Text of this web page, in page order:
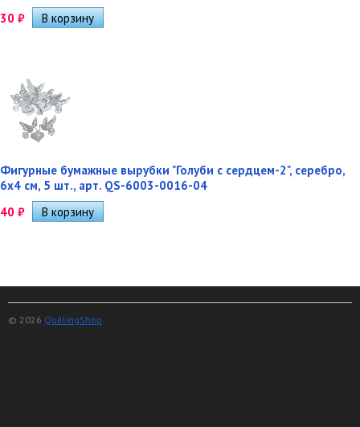
30 ₽
Фигурные бумажные вырубки "Голуби с сердцем-2", серебро,
6х4 см, 5 шт., арт. QS-6003-0016-04
40 ₽
© 2026 QuillingShop